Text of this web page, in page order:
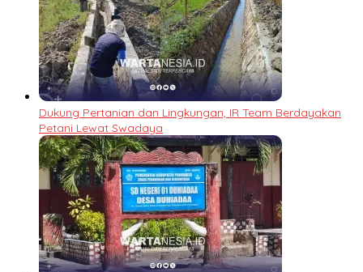
Dukung Pertanian dan Lingkungan, IR Team Berdayakan
Petani Lewat Swadaya